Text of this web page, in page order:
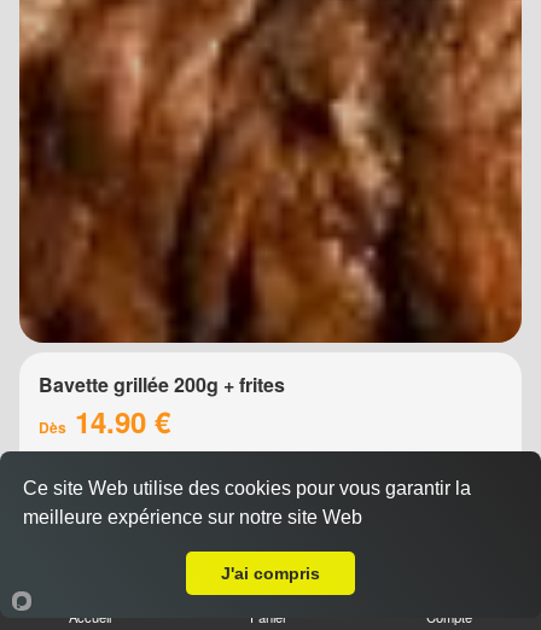
Bavette grillée 200g + frites
Dès 14.90 €
Accueil Panier Compte
Ce site Web utilise des cookies pour vous garantir la
meilleure expérience sur notre site Web
J'ai compris